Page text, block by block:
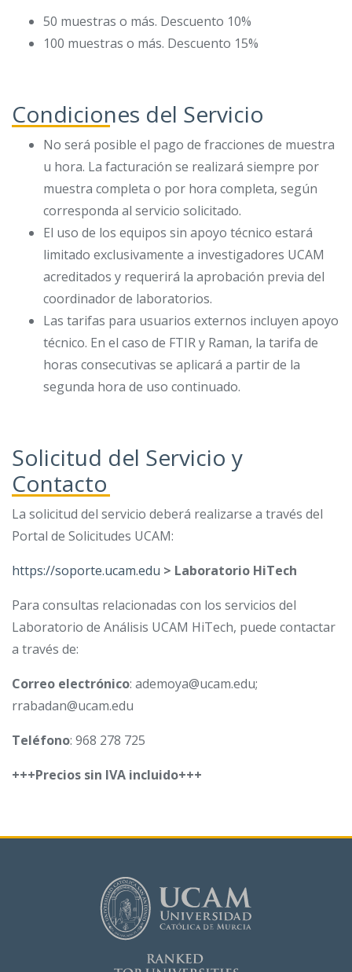
50 muestras o más. Descuento 10%
100 muestras o más. Descuento 15%
Condiciones del Servicio
No será posible el pago de fracciones de muestra
u hora. La facturación se realizará siempre por
muestra completa o por hora completa, según
corresponda al servicio solicitado.
El uso de los equipos sin apoyo técnico estará
limitado exclusivamente a investigadores UCAM
acreditados y requerirá la aprobación previa del
coordinador de laboratorios.
Las tarifas para usuarios externos incluyen apoyo
técnico. En el caso de FTIR y Raman, la tarifa de
horas consecutivas se aplicará a partir de la
segunda hora de uso continuado.
Solicitud del Servicio y
Contacto
La solicitud del servicio deberá realizarse a través del
Portal de Solicitudes UCAM:
https://soporte.ucam.edu > Laboratorio HiTech
Para consultas relacionadas con los servicios del
Laboratorio de Análisis UCAM HiTech, puede contactar
a través de:
Correo electrónico: ademoya@ucam.edu;
rrabadan@ucam.edu
Teléfono: 968 278 725
+++Precios sin IVA incluido+++